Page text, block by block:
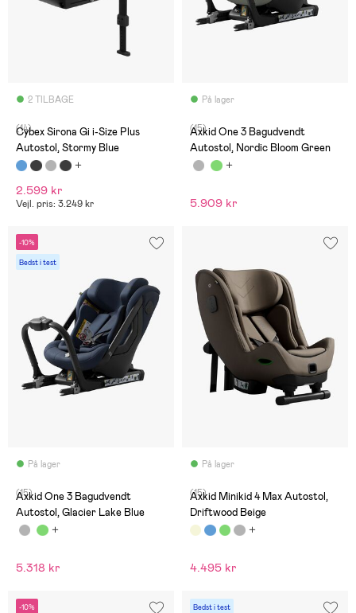
2 TILBAGE
(14)
Cybex Sirona Gi i-Size Plus
Autostol, Stormy Blue
2.599 kr
Vejl. pris: 3.249 kr
På lager
(15)
Axkid One 3 Bagudvendt
Autostol, Nordic Bloom Green
5.909 kr
-10%
Bedst i test
På lager
(15)
Axkid One 3 Bagudvendt
Autostol, Glacier Lake Blue
5.318 kr
På lager
(15)
Axkid Minikid 4 Max Autostol,
Driftwood Beige
4.495 kr
-10% Bedst i test